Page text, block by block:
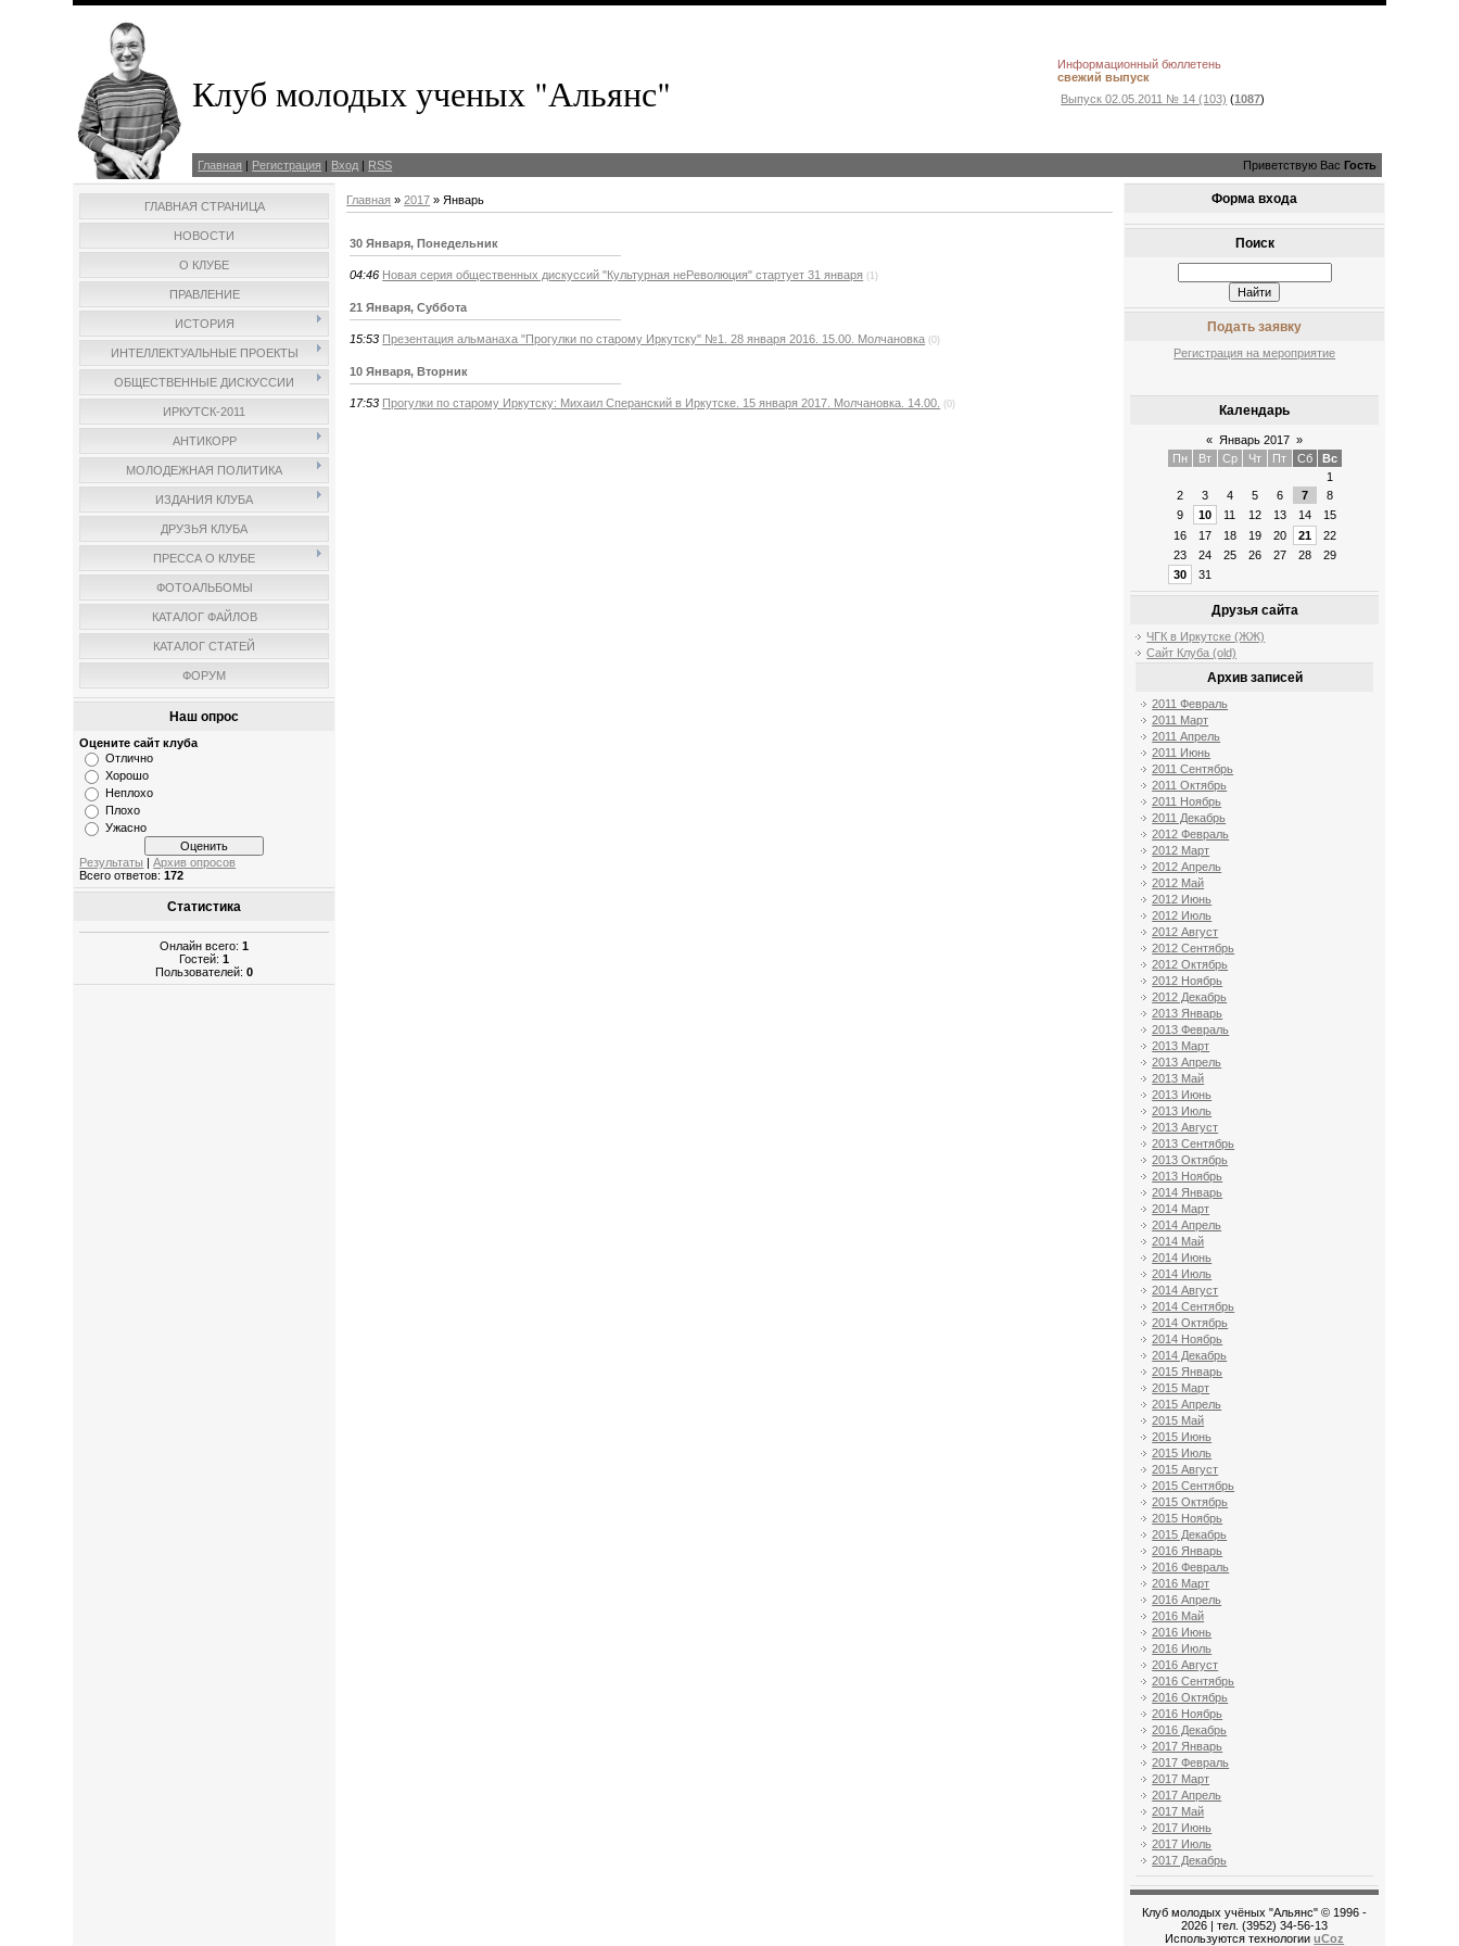
Клуб молодых ученых "Альянс"
Информационный бюллетень
свежий выпуск
Выпуск 02.05.2011 № 14 (103) (1087)
Главная | Регистрация | Вход | RSS Приветствую Вас Гость
ГЛАВНАЯ СТРАНИЦА
НОВОСТИ
О КЛУБЕ
ПРАВЛЕНИЕ
ИСТОРИЯ
ИНТЕЛЛЕКТУАЛЬНЫЕ ПРОЕКТЫ
ОБЩЕСТВЕННЫЕ ДИСКУССИИ
ИРКУТСК-2011
АНТИКОРР
МОЛОДЕЖНАЯ ПОЛИТИКА
ИЗДАНИЯ КЛУБА
ДРУЗЬЯ КЛУБА
ПРЕССА О КЛУБЕ
ФОТОАЛЬБОМЫ
КАТАЛОГ ФАЙЛОВ
КАТАЛОГ СТАТЕЙ
ФОРУМ
Наш опрос
Оцените сайт клуба
Отлично
Хорошо
Неплохо
Плохо
Ужасно
Результаты |Архив опросов
Всего ответов:172
Статистика
Онлайн всего:1
Гостей:1
Пользователей:0
Главная »2017 » Январь
30 Января, Понедельник
04:46 Новая серия общественных дискуссий "Культурная неРеволюция" стартует 31 января (1)
21 Января, Суббота
15:53 Презентация альманаха "Прогулки по старому Иркутску" №1. 28 января 2016. 15.00. Молчановка (0)
10 Января, Вторник
17:53 Прогулки по старому Иркутску: Михаил Сперанский в Иркутске. 15 января 2017. Молчановка. 14.00. (0)
Форма входа
Поиск
Подать заявку
Регистрация на мероприятие
Календарь
« Январь 2017 »
Пн
Вт Ср Чт Пт Сб
Вс
1
2
3 4 5 6 7
8
9
10 11 12 13 14
15
16
17 18 19 20 21
22
23
24 25 26 27 28
29
30
31
Друзья сайта
ЧГК в Иркутске (ЖЖ)
Сайт Клуба (old)
Архив записей
2011 Февраль
2011 Март
2011 Апрель
2011 Июнь
2011 Сентябрь
2011 Октябрь
2011 Ноябрь
2011 Декабрь
2012 Февраль
2012 Март
2012 Апрель
2012 Май
2012 Июнь
2012 Июль
2012 Август
2012 Сентябрь
2012 Октябрь
2012 Ноябрь
2012 Декабрь
2013 Январь
2013 Февраль
2013 Март
2013 Апрель
2013 Май
2013 Июнь
2013 Июль
2013 Август
2013 Сентябрь
2013 Октябрь
2013 Ноябрь
2014 Январь
2014 Март
2014 Апрель
2014 Май
2014 Июнь
2014 Июль
2014 Август
2014 Сентябрь
2014 Октябрь
2014 Ноябрь
2014 Декабрь
2015 Январь
2015 Март
2015 Апрель
2015 Май
2015 Июнь
2015 Июль
2015 Август
2015 Сентябрь
2015 Октябрь
2015 Ноябрь
2015 Декабрь
2016 Январь
2016 Февраль
2016 Март
2016 Апрель
2016 Май
2016 Июнь
2016 Июль
2016 Август
2016 Сентябрь
2016 Октябрь
2016 Ноябрь
2016 Декабрь
2017 Январь
2017 Февраль
2017 Март
2017 Апрель
2017 Май
2017 Июнь
2017 Июль
2017 Декабрь
Клуб молодых учёных "Альянс" © 1996 -
2026 | тел. (3952) 34-56-13
Используются технологииuCoz